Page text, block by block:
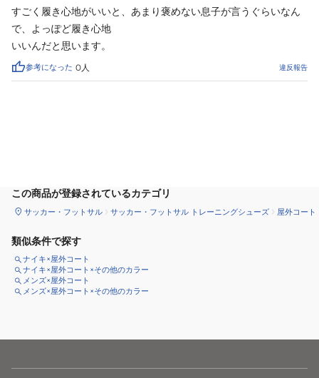
すごく履き心地がいいと、あまり褒めない息子が言うぐらいなん
で、よっぽど履き心地
いいんだと思います。
参考になった 0 人 違反報告
この商品が登録されているカテゴリ
サッカー・フットサル サッカー・フットサル トレーニングシューズ 屋外コート
類似条件で探す
ナイキ×屋外コート
ナイキ×屋外コート×その他のカラー
メンズ×屋外コート
メンズ×屋外コート×その他のカラー